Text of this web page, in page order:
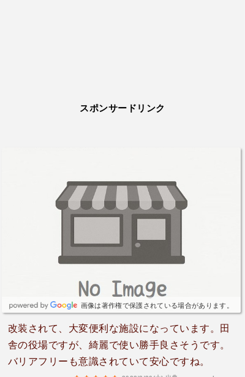
スポンサードリンク
画像は著作権で保護されている場合があります。
改装されて、大変便利な施設になっています。田
舎の役場ですが、綺麗で使い勝手良さそうです。
バリアフリーも意識されていて安心ですね。